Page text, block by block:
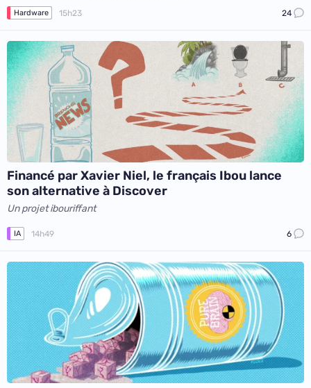
Hardware 15h23 24
Financé par Xavier Niel, le français Ibou lance
son alternative à Discover
Un projet ibouriffant
IA 14h49 6